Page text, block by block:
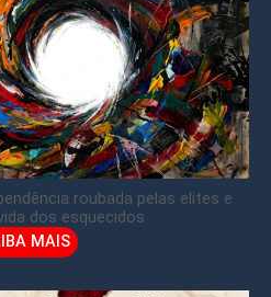
roubada pelas elites e
dos esquecidos
MAIS